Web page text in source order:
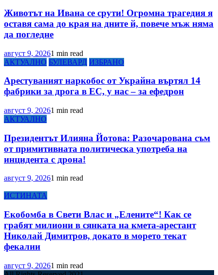
Животът на Ивана се срути! Огромна трагедия я
оставя сама до края на дните й, повече мъж няма
да погледне
август 9, 20261 min read
АКТУАЛНО БУЛЕВАРД ИЗБРАНО
Арестуваният наркобос от Украйна въртял 14
фабрики за дрога в ЕС, у нас – за ефедрон
август 9, 20261 min read
АКТУАЛНО
Президентът Илияна Йотова: Разочарована съм
от примитивната политическа употреба на
инцидента с дрона!
август 9, 20261 min read
ИСТИНАТА
Екобомба в Свети Влас и „Елените“! Как се
грабят милиони в сянката на кмета-арестант
Николай Димитров, докато в морето текат
фекалии
август 9, 20261 min read